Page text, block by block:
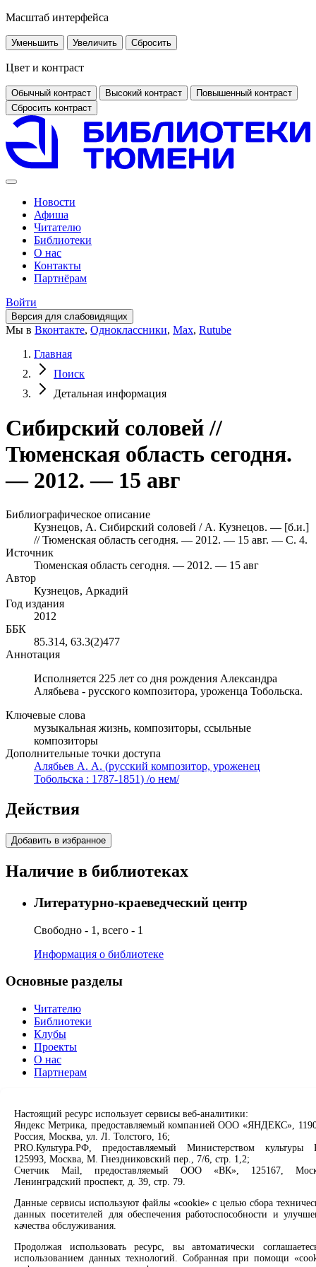
Масштаб интерфейса
Уменьшить Увеличить Сбросить
Цвет и контраст
Обычный контраст Высокий контраст
Повышенный контраст
Сбросить контраст
Новости
Афиша
Читателю
Библиотеки
О нас
Контакты
Партнёрам
Войти
Версия для слабовидящих
Мы в Вконтакте, Одноклассники, Max, Rutube
Главная
Поиск
Детальная информация
Сибирский соловей //
Тюменская область сегодня.
— 2012. — 15 авг
Библиографическое описание
Кузнецов, А. Сибирский соловей / А. Кузнецов. — [б.и.]
// Тюменская область сегодня. — 2012. — 15 авг. — С. 4.
Источник
Тюменская область сегодня. — 2012. — 15 авг
Автор
Кузнецов, Аркадий
Год издания
2012
ББК
85.314, 63.3(2)477
Аннотация
Исполняется 225 лет со дня рождения Александра
Алябьева - русского композитора, уроженца Тобольска.
Ключевые слова
музыкальная жизнь, композиторы, ссыльные
композиторы
Дополнительные точки доступа
Алябьев А. А. (русский композитор, уроженец
Тобольска : 1787-1851) /о нем/
Действия
Добавить в избранное
Наличие в библиотеках
Литературно-краеведческий центр
Свободно - 1, всего - 1
Информация о библиотеке
Основные разделы
Читателю
Библиотеки
Клубы
Проекты
О нас
Партнерам
Продлить книгу
Спроси библиотекаря
Спроси краеведа
Оцените качество услуг
Направить обращение директору
Соцсети
Вконтакте
Одноклассники
Max
Настоящий ресурс использует сервисы веб-аналитики:
Яндекс Метрика, предоставляемый компанией ООО «ЯНДЕКС»,
Россия, Москва, ул. Л. Толстого, 16;
PRO.Культура.РФ, предоставляемый Министерством культуры
125993, Москва, М. Гнездниковский пер., 7/6, стр. 1,2;
Счетчик Mail, предоставляемый ООО «ВК», 125167,
Ленинградский проспект, д. 39, стр. 79.
Данные сервисы используют файлы «cookie» с целью сбора
данных посетителей для обеспечения работоспособности и
качества обслуживания.
Продолжая использовать ресурс, вы автоматически
использованием данных технологий. Собранная при помощи